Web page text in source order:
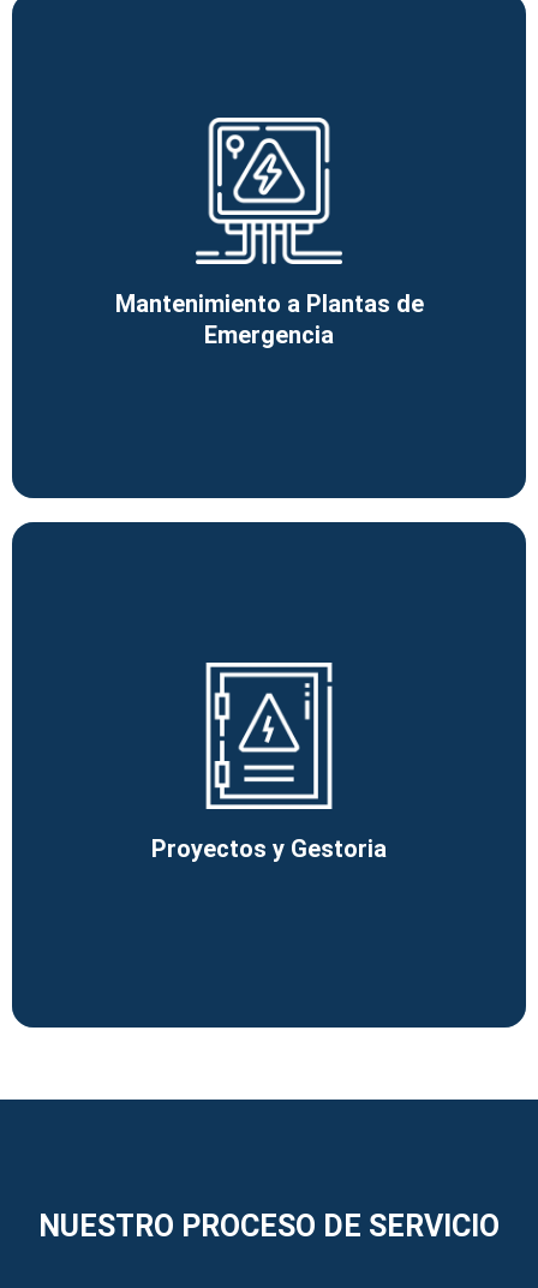
Mantenimiento a Plantas de
Emergencia
Mantenimiento a Plantas de
Emergencia
Proyectos y Gestoria
Proyectos y Gestoria
Ver más
NUESTRO PROCESO DE SERVICIO